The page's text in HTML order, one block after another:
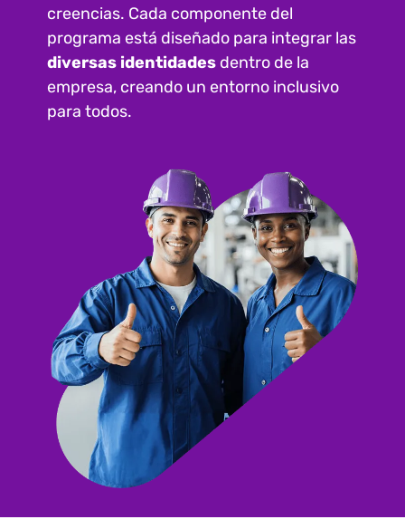
creencias. Cada componente del
programa está diseñado para integrar las
diversas identidades dentro de la
empresa, creando un entorno inclusivo
para todos.